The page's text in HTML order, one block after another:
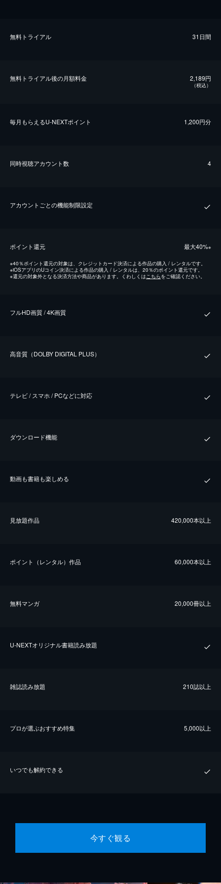
無料トライアル 31日間
無料トライアル後の⽉額料金 2,189円
（税込）
毎⽉もらえるU-NEXTポイント 1,200円分
同時視聴アカウント数 4
アカウントごとの機能制限設定
ポイント還元 最⼤40%※
※40％ポイント還元の対象は、クレジットカード決済による作品の購入 / レンタルです。
※iOSアプリのUコイン決済による作品の購入 / レンタルは、20％のポイント還元です。
※還元の対象外となる決済方法や商品があります。くわしくはこちらをご確認ください。
フルHD画質 / 4K画質
⾼⾳質（DOLBY DIGITAL PLUS）
テレビ / スマホ / PCなどに対応
ダウンロード機能
動画も書籍も楽しめる
⾒放題作品 420,000本以上
ポイント（レンタル）作品 60,000本以上
無料マンガ 20,000冊以上
U-NEXTオリジナル書籍読み放題
雑誌読み放題 210誌以上
プロが選ぶおすすめ特集 5,000以上
いつでも解約できる
今すぐ観る